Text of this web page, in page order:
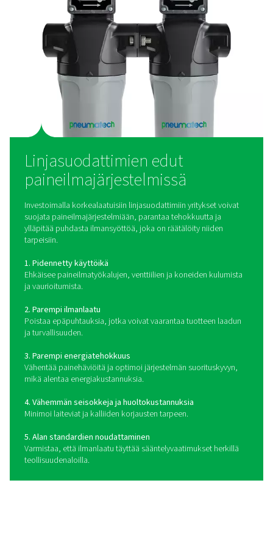
Linjasuodattimet keräävät epäpuhtauksia paineilman
niiden läpi. Erilaisiin käyttökohteisiin soveltuvia
on erityyppisiä:
Kierresuodattimet
Näitä suodattimia käytetään yleisesti pienissä ja
järjestelmissä. Niiden kierreliitännät helpottavat
Laippasuodattimet
Suurempiin ilmajärjestelmiin suunnitellut raskaaseen
tarkoitetut suodattimet tarjoavat suuria
turvallisia liitäntöjä teollisuussovelluksiin.
Aktiivihiilisuodattimet
Öljyhöyryjen, hajujen ja hiilivetyjen poistamiseen
suodattimet varmistavat erittäin puhtaan ilman, joka on
lääketeollisuudelle.
Nämä äärimmäistä painetta kestävät suodattimet
luotettavaa ilmanpuhdistusta vaativissa ympäristöissä,
Oikean linjasuodattimen
Oikean linjasuodattimen valinta
vaadituista ilman puhtaustasoista ja järjestelmän